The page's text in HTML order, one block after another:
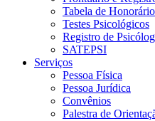
Tabela de
Testes Psicológicos
Registro de
SATEPSI
Serviços
Pessoa Física
Pessoa Jurídica
Convênios
Palestra de